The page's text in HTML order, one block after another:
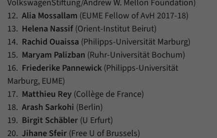
VolkswagenStiftung/Andrew W. Mellon Foundation)
12. Alia Mossallam (EUME Fellow of AvH 2017-18)
13. Helena Nassif (Orient-Institut Beirut)
14. Rachid Ouaissa (Philipps-Universität Marburg)
15. Maryam Palizban (Ruhr-Universität Bochum)
16. Friederike Pannewick (Philipps-Universität
Marburg, EUME)
17. Matthieu Rey (Collège de France)
18. Arash Sarkohi (Berlin)
19. Birgit Schäbler (U Erfurt)
20. Jihane Sfeir (Free U of Brussels)